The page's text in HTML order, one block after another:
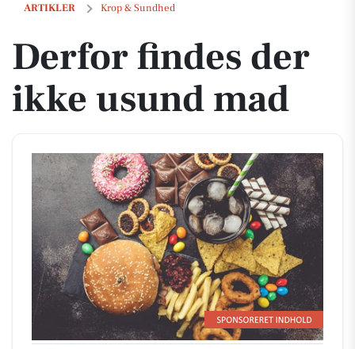
ARTIKLER Krop & Sundhed
Derfor findes der ikke usund mad
Derfor findes der
ikke usund mad